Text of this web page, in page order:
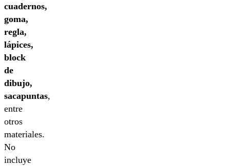
cuadernos,
goma,
regla,
lápices,
block
de
dibujo,
sacapuntas,
entre
otros
materiales.
No
incluye